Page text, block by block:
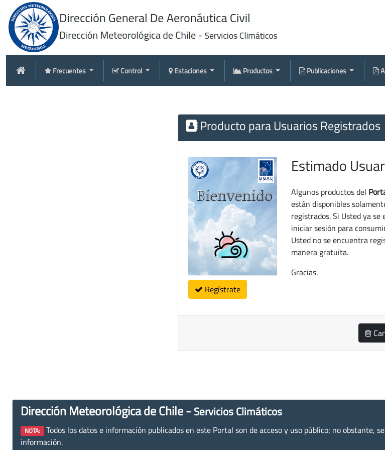
Frecuentes Control Estaciones Productos Publicaciones
Producto para Usuarios Registrados
Regístrate
Estimado
Algunos productos del
están disponibles
registrados. Si Usted ya
iniciar sesión para
Usted no se encuentra
manera gratuita.
Gracias.
Dirección Meteorológica de Chile - Servicios Climáticos
NOTA: Todos los datos e información publicados en este Portal son de acceso y uso público; no obstante,
información.